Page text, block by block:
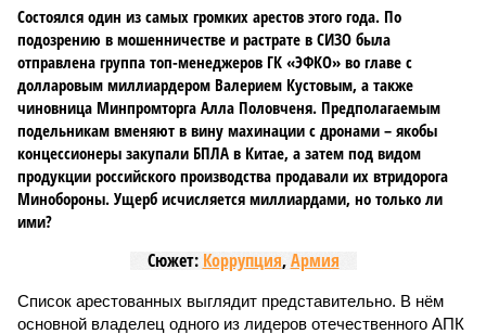
Состоялся один из самых громких арестов этого года. По
подозрению в мошенничестве и растрате в СИЗО была
отправлена группа топ-менеджеров ГК «ЭФКО» во главе с
долларовым миллиардером Валерием Кустовым, а также
чиновница Минпромторга Алла Половченя. Предполагаемым
подельникам вменяют в вину махинации с дронами – якобы
концессионеры закупали БПЛА в Китае, а затем под видом
продукции российского производства продавали их втридорога
Минобороны. Ущерб исчисляется миллиардами, но только ли
ими?
Сюжет: Коррупция,Армия
Список арестованных выглядит представительно. В нём
основной владелец одного из лидеров отечественного АПК